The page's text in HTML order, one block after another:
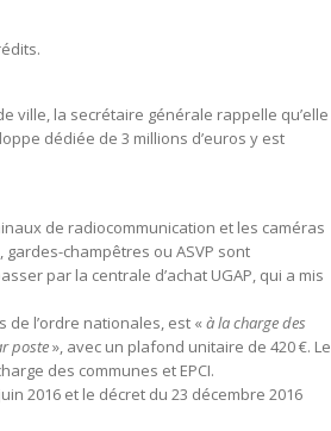
ville, la secrétaire générale rappelle qu’elle
dédiée de 3 millions d’euros y est
de radiocommunication et les caméras
gardes-champêtres ou ASVP sont
par la centrale d’achat UGAP, qui a mis
l’ordre nationales, est « à la charge des
poste», avec un plafond unitaire de 420 €. Le
des communes et EPCI.
2016 et le décret du 23 décembre 2016